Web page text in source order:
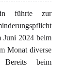
führte zur
Juni 2024 beim
Monat diverse
Bereits beim